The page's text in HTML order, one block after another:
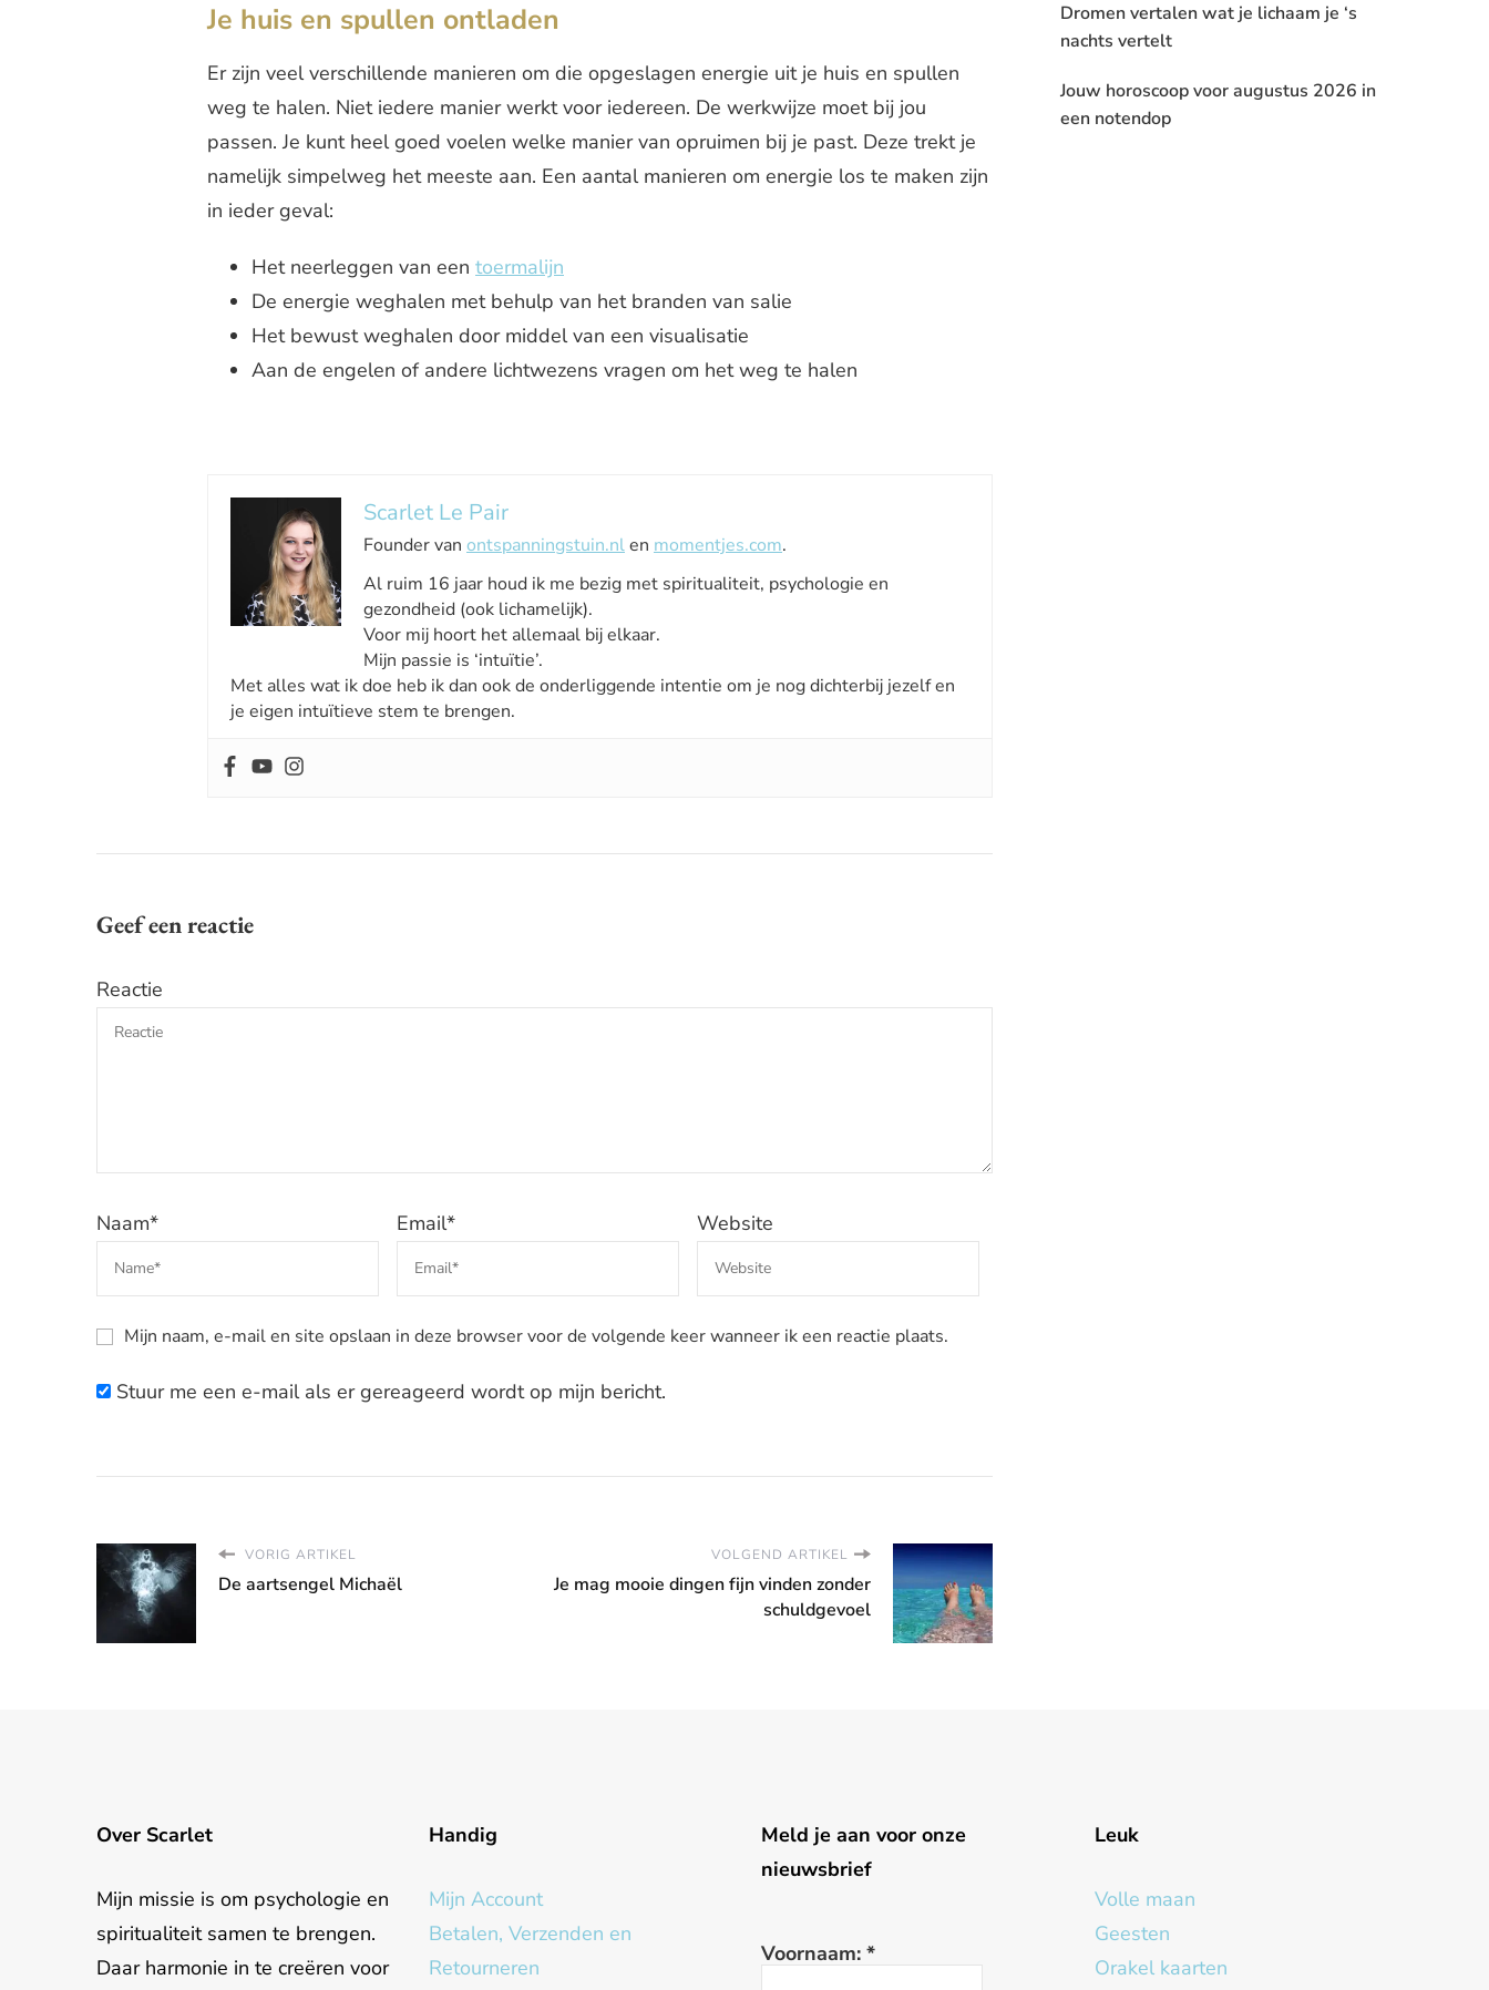
Je huis en spullen ontladen
Er zijn veel verschillende manieren om die opgeslagen energie uit je huis en spullen
weg te halen. Niet iedere manier werkt voor iedereen. De werkwijze moet bij jou
passen. Je kunt heel goed voelen welke manier van opruimen bij je past. Deze trekt je
namelijk simpelweg het meeste aan. Een aantal manieren om energie los te maken zijn
in ieder geval:
Het neerleggen van een toermalijn
De energie weghalen met behulp van het branden van salie
Het bewust weghalen door middel van een visualisatie
Aan de engelen of andere lichtwezens vragen om het weg te halen
Scarlet Le Pair
Founder van ontspanningstuin.nlen momentjes.com.
Al ruim 16 jaar houd ik me bezig met spiritualiteit, psychologie en
gezondheid (ook lichamelijk).
Voor mij hoort het allemaal bij elkaar.
Mijn passie is ‘intuïtie’.
Met alles wat ik doe heb ik dan ook de onderliggende intentie om je nog dichterbij jezelf en
je eigen intuïtieve stem te brengen.
Geef een reactie
Reactie
Naam* Email* Website
Mijn naam, e-mail en site opslaan in deze browser voor de volgende keer wanneer ik een reactie plaats.
Stuur me een e-mail als er gereageerd wordt op mijn bericht.
VORIG ARTIKEL
De aartsengel Michaël
VOLGEND ARTIKEL
Je mag mooie dingen fijn vinden zonder
schuldgevoel
Dromen vertalen wat je lichaam je ‘s
nachts vertelt
Jouw horoscoop voor augustus 2026 in
een notendop
Over Scarlet
Mijn missie is om psychologie en
spiritualiteit samen te brengen.
Daar harmonie in te creëren voor
Handig
Mijn Account
Betalen, Verzenden en
Retourneren
Meld je aan voor onze
nieuwsbrief
Voornaam:*
Leuk
Volle maan
Geesten
Orakel kaarten